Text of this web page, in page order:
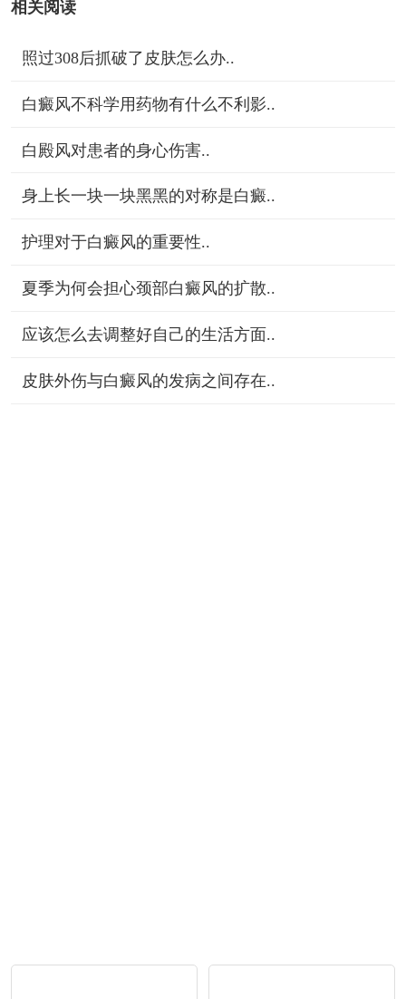
相关阅读
照过308后抓破了皮肤怎么办..
白癜风不科学用药物有什么不利影..
白殿风对患者的身心伤害..
身上长一块一块黑黑的对称是白癜..
护理对于白癜风的重要性..
夏季为何会担心颈部白癜风的扩散..
应该怎么去调整好自己的生活方面..
皮肤外伤与白癜风的发病之间存在..